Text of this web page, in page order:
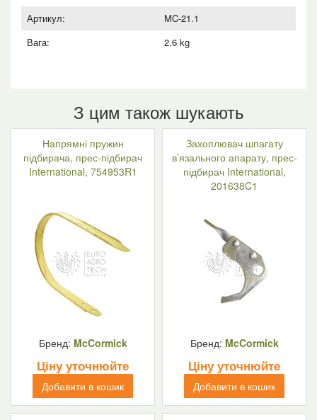
Артикул:
MC-21.1
Вага:
2.6 kg
З цим також шукають
Напрямні пружин
підбирача, прес-підбирач
International, 754953R1
Бренд: McCormick
Ціну уточнюйте
Добавити в кошик
Захоплювач шпагату
в’язального апарату, прес-
підбирач International,
201638C1
Бренд: McCormick
Ціну уточнюйте
Добавити в кошик